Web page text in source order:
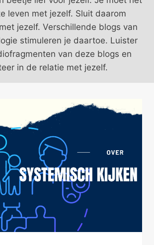
leven met jezelf. Sluit daarom
jezelf. Verschillende blogs van
stimuleren je daartoe. Luister
van deze blogs en
in de relatie met jezelf.